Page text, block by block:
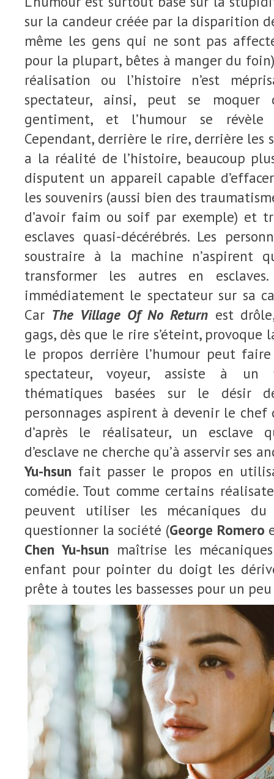
sur la candeur créée par la disparition
même les gens qui ne sont pas
pour la plupart, bêtes à manger du
réalisation ou l’histoire n’est
spectateur, ainsi, peut se moquer
gentiment, et l’humour se
Cependant, derrière le rire, derrière les
a la réalité de l’histoire, beaucoup
disputent un appareil capable
les souvenirs (aussi bien des
d’avoir faim ou soif par exemple) et
esclaves quasi-décérébrés. Les
soustraire à la machine n’aspirent
transformer les autres en
immédiatement le spectateur sur sa
Car The Village Of No Return est
gags, dès que le rire s’éteint, provoque
le propos derrière l’humour peut
spectateur, voyeur, assiste à un
thématiques basées sur le désir
personnages aspirent à devenir le
d’après le réalisateur, un esclave
d’esclave ne cherche qu’à asservir ses
Yu-hsun fait passer le propos en
comédie. Tout comme certains
peuvent utiliser les mécaniques
questionner la société (George Romero
Chen Yu-hsun maîtrise les
enfant pour pointer du doigt les
prête à toutes les bassesses pour un